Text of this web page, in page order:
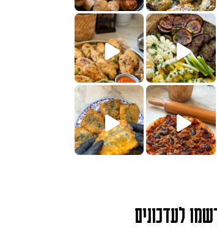
לחדש לכם ונראה
מחותניםמתכון ראש
לעדכונים